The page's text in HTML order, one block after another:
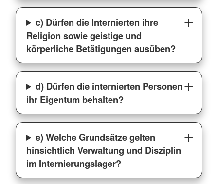
c) Dürfen die Internierten ihre
Religion sowie geistige und
körperliche Betätigungen ausüben?
d) Dürfen die internierten Personen
ihr Eigentum behalten?
e) Welche Grundsätze gelten
hinsichtlich Verwaltung und Disziplin
im Internierungslager?